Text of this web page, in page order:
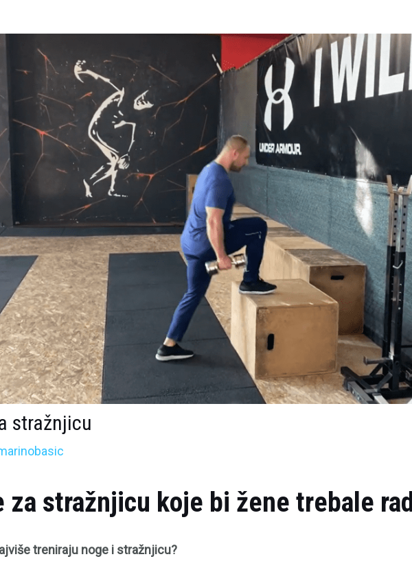
stražnjicu
za stražnjicu koje bi žene trebale
treniraju noge i stražnjicu?